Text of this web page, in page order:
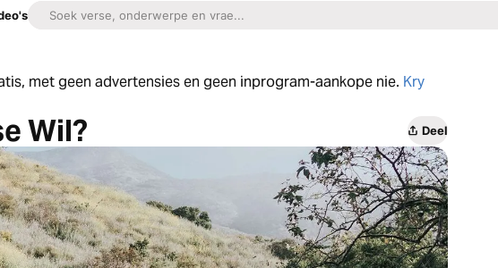
met geen advertensies en geen inprogram-aankope nie. Kry
Wil? Deel